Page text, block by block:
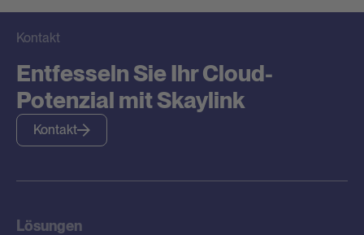
Kontakt
Entfesseln Sie Ihr Cloud-
Potenzial mit Skaylink
Kontakt
Lösungen